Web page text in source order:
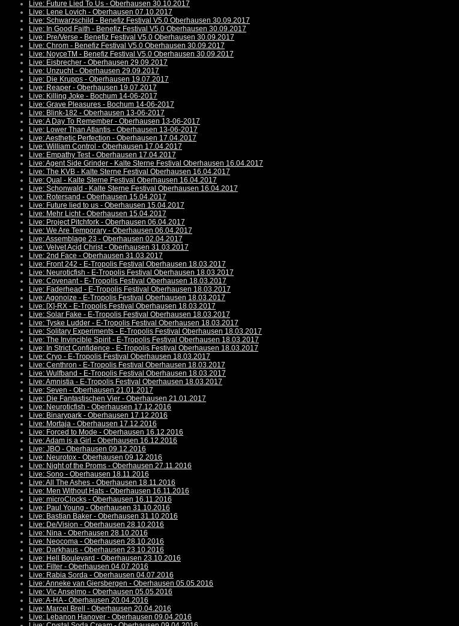
Live: Future Lied To Us - Oberhausen 30.10.2017
Live: Lene Lovich - Oberhausen 07.10.2017
Live: Schwarzschild - Benefiz Festival V5.0 Oberhausen 30.09.2017
Live: In Good Faith - Benefiz Festival V5.0 Oberhausen 30.09.2017
Live: Pre/Verse - Benefiz Festival V5.0 Oberhausen 30.09.2017
Live: Chrom - Benefiz Festival V5.0 Oberhausen 30.09.2017
Live: NoyceTM - Benefiz Festival V5.0 Oberhausen 30.09.2017
Live: Eisbrecher - Oberhausen 29.09.2017
Live: Unzucht - Oberhausen 29.09.2017
Live: Die Krupps - Oberhausen 19.07.2017
Live: Reaper - Oberhausen 19.07.2017
Live: Killing Joke - Bochum 14-06-2017
Live: Grave Pleasures - Bochum 14-06-2017
Live: Blink-182 - Oberhausen 13-06-2017
Live: A Day To Remember - Oberhausen 13-06-2017
Live: Lower Than Atlantis - Oberhausen 13-06-2017
Live: Aesthetic Perfection - Oberhausen 17.04.2017
Live: William Control - Oberhausen 17.04.2017
Live: Empathy Test - Oberhausen 17.04.2017
Live: Agent Side Grinder - Kalte Sterne Festival Oberhausen 16.04.2017
Live: The KVB - Kalte Sterne Festival Oberhausen 16.04.2017
Live: Qual - Kalte Sterne Festival Oberhausen 16.04.2017
Live: Schonwald - Kalte Sterne Festival Oberhausen 16.04.2017
Live: Rotersand - Oberhausen 15.04.2017
Live: Future lied to us - Oberhausen 15.04.2017
Live: Mehr Licht - Oberhausen 15.04.2017
Live: Project Pitchfork - Oberhausen 06.04.2017
Live: We Are Temporary - Oberhausen 06.04.2017
Live: Assemblage 23 - Oberhausen 02.04.2017
Live: Velvet Acid Christ - Oberhausen 31.03.2017
Live: 2nd Face - Oberhausen 31.03.2017
Live: Front 242 - E-Tropolis Festival Oberhausen 18.03.2017
Live: Neuroticfish - E-Tropolis Festival Oberhausen 18.03.2017
Live: Covenant - E-Tropolis Festival Oberhausen 18.03.2017
Live: Faderhead - E-Tropolis Festival Oberhausen 18.03.2017
Live: Agonoize - E-Tropolis Festival Oberhausen 18.03.2017
Live: [X]-RX - E-Tropolis Festival Oberhausen 18.03.2017
Live: Solar Fake - E-Tropolis Festival Oberhausen 18.03.2017
Live: Tyske Ludder - E-Tropolis Festival Oberhausen 18.03.2017
Live: Solitary Experiments - E-Tropolis Festival Oberhausen 18.03.2017
Live: The Invincible Spirit - E-Tropolis Festival Oberhausen 18.03.2017
Live: In Strict Confidence - E-Tropolis Festival Oberhausen 18.03.2017
Live: Cryo - E-Tropolis Festival Oberhausen 18.03.2017
Live: Centhron - E-Tropolis Festival Oberhausen 18.03.2017
Live: Wulfband - E-Tropolis Festival Oberhausen 18.03.2017
Live: Amnistia - E-Tropolis Festival Oberhausen 18.03.2017
Live: Seven - Oberhausen 21.01.2017
Live: Die Fantastischen Vier - Oberhausen 21.01.2017
Live: Neuroticfish - Oberhausen 17.12.2016
Live: Binarypark - Oberhausen 17.12.2016
Live: Mortaja - Oberhausen 17.12.2016
Live: Forced to Mode - Oberhausen 16.12.2016
Live: Adam is a Girl - Oberhausen 16.12.2016
Live: JBO - Oberhausen 09.12.2016
Live: Neurotox - Oberhausen 09.12.2016
Live: Night of the Proms - Oberhausen 27.11.2016
Live: Sono - Oberhausen 18.11.2016
Live: All The Ashes - Oberhausen 18.11.2016
Live: Men Without Hats - Oberhausen 16.11.2016
Live: microClocks - Oberhausen 16.11.2016
Live: Paul Young - Oberhausen 31.10.2016
Live: Bastian Baker - Oberhausen 31.10.2016
Live: De/Vision - Oberhausen 28.10.2016
Live: Nina - Oberhausen 28.10.2016
Live: Neocoma - Oberhausen 28.10.2016
Live: Darkhaus - Oberhausen 23.10.2016
Live: Hell Boulevard - Oberhausen 23.10.2016
Live: Filter - Oberhausen 04.07.2016
Live: Rabia Sorda - Oberhausen 04.07.2016
Live: Anneke van Giersbergen - Oberhausen 05.05.2016
Live: Vic Anselmo - Oberhausen 05.05.2016
Live: A-HA - Oberhausen 20.04.2016
Live: Marcel Brell - Oberhausen 20.04.2016
Live: Lebanon Hanover - Oberhausen 09.04.2016